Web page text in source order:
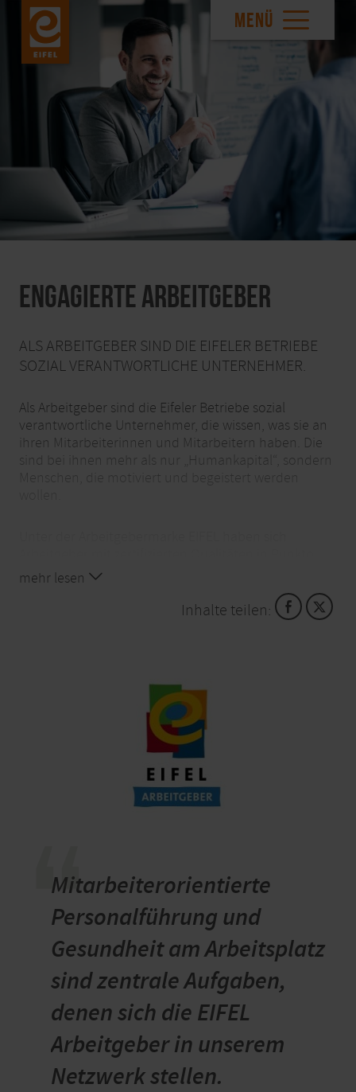
MENÜ
Engagierte Arbeitgeber
ALS ARBEITGEBER SIND DIE EIFELER BETRIEBE
SOZIAL VERANTWORTLICHE UNTERNEHMER.
Als Arbeitgeber sind die Eifeler Betriebe sozial
verantwortliche Unternehmer, die wissen, was sie an
ihren Mitarbeiterinnen und Mitarbeitern haben. Die
sind bei ihnen mehr als nur „Humankapital“, sondern
Personalarbeit zusammengeschlossen, auf die
Verlass ist: Familienfreundlichkeit, betriebliches
Gesundheitsmanagement, top-aktuelle
mehr lesen
Inhalte teilen:
“
Mitarbeiterorientierte
Personalführung und
Gesundheit am Arbeitsplatz
sind zentrale Aufgaben,
denen sich die EIFEL
Arbeitgeber in unserem
Netzwerk stellen.